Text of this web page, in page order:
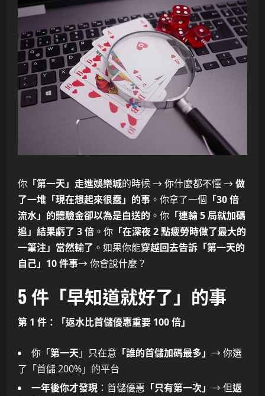
你 「第一天」走進娛樂城的時候 → 你什麼都不懂 →做
了一堆「現在想起來很蠢」的事 。你拿了一個 「30 倍
流水」的體驗金卻以為是白送的 。你 「連輸 5 局就加碼
追」結果虧了 3 倍 。你 「在深夜 2 點疲勞時做了最大的
一筆注」當然輸了 。如果你能穿越回去告訴「第一天的
自己」10 件事→ 你會說什麼？
5 件「早知道就好了」的事
第 1 件：「返水比首儲優惠重要 100 倍」
你「第一天」只在意 「誰的首儲加碼最多」 → 你選
了「首儲 200%」的平台
一年後你才發現 ：首儲優惠 「只有第一次」 → 但返